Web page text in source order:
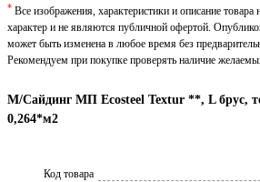
М/Сайдинг МП Ecosteel Textur **, L брус,
0,264*м2
Код товара
* Все изображения, характеристики и описание
характер и не являются публичной офертой.
может быть изменена в любое время без
Рекомендуем при покупке проверять наличие